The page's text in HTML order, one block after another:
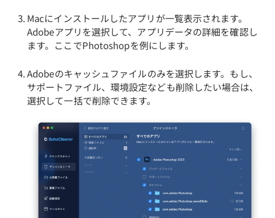
Macにインストールしたアプリが一覧表示されます。
Adobeアプリを選択して、アプリデータの詳細を確認し
ます。ここでPhotoshopを例にします。
Adobeのキャッシュファイルのみを選択します。もし、
サポートファイル、環境設定なども削除したい場合は、
選択して一括で削除できます。